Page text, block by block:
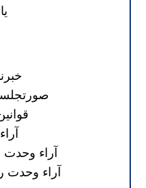
آراء
آراء وحدت